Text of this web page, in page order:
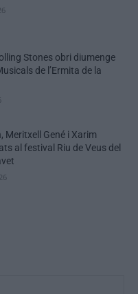
Stones obri diumenge
de l’Ermita de la
Meritxell Gené i Xarim
al festival Riu de Veus del